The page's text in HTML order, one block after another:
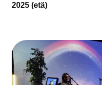
2025 (etä)